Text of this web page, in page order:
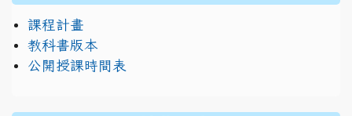
課程計畫
教科書版本
公開授課時間表